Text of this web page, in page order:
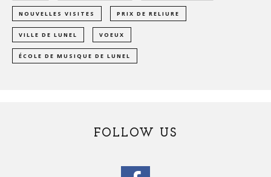
NOUVELLES VISITES PRIX DE RELIURE
VILLE DE LUNEL VOEUX
ÉCOLE DE MUSIQUE DE LUNEL
FOLLOW US